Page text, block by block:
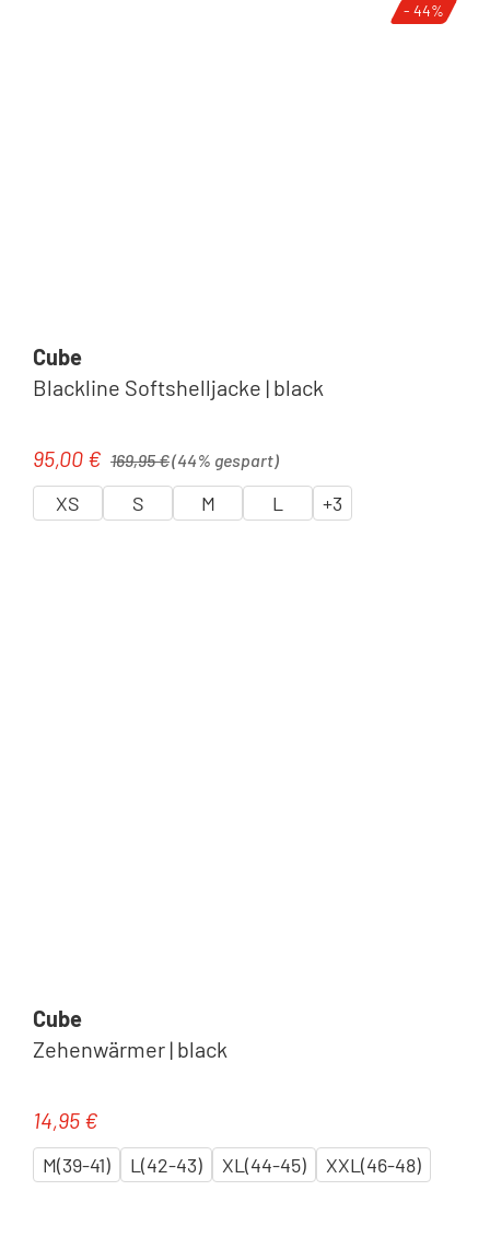
- 44%
Cube
Blackline Softshelljacke | black
Verkaufspreis:
95,00 € 169,95 €(44% gespart)
XS S M L +3
Cube
Zehenwärmer | black
Regulärer Preis:
14,95 €
M(39-41) L(42-43) XL(44-45) XXL(46-48)